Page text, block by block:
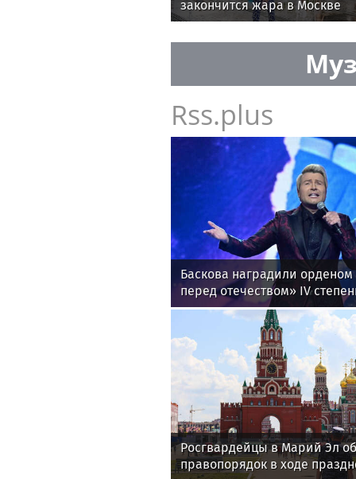
закончится жара в Москве
Rss.plus
Баскова наградили орденом
перед отечеством» IV
Росгвардейцы в Марий Эл
правопорядок в ходе